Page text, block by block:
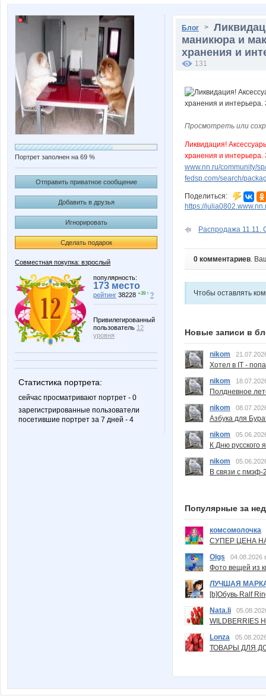
Портрет заполнен на 69 %
Отправить приватное сообщение
Добавить в друзья
Игнорировать
Сделать подарок
Совместная покупка: взрослый
популярность:
173 место
рейтинг 38228 +39 ↑ ?
Привилегированный
пользователь 12
уровня
Статистика портрета:
сейчас просматривают портрет - 0
зарегистрированные пользователи
посетившие портрет за 7 дней - 4
Блог >
маникюра и
хранения и
131
Просмотреть или
Ликвидация!
хранения и
www.nn.ru/community/
fedsp.com/search/
Поделиться:
https://
Распродажа 11.11.
0 комментариев.
Чтобы оставлять
Новые записи в
nikom
Хотел в IT -
nikom
Полдневное
nikom
Азбука для
nikom
К Дню русского
nikom
В связи с пмэф-
Популярные за
комсомолочка
СУПЕР ЦЕНА
Olgs
04.08.2026
Фото вещей из
ЛУЧШАЯ
[b]Обувь Ralf
Nata.li
Lonza
ТОВАРЫ ДЛЯ